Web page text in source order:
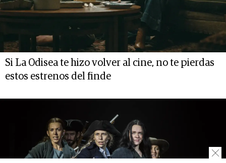
Si La Odisea te hizo volver al cine, no te pierdas
estos estrenos del finde